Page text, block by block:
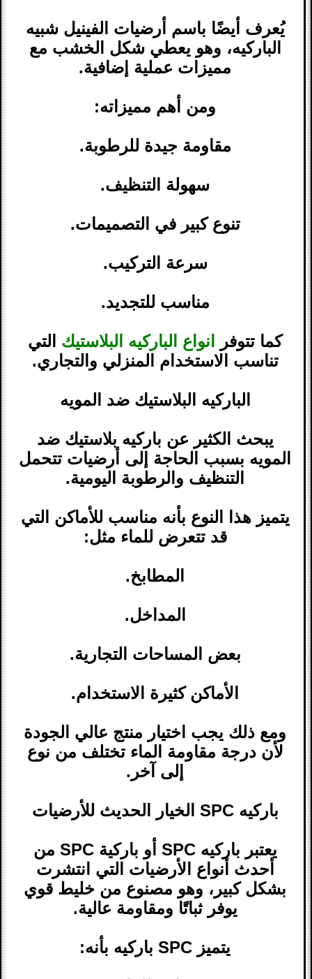
يُعرف أيضًا باسم أرضيات الفينيل شبيه
الباركيه، وهو يعطي شكل الخشب مع
مميزات عملية إضافية.
ومن أهم مميزاته:
مقاومة جيدة للرطوبة.
سهولة التنظيف.
تنوع كبير في التصميمات.
سرعة التركيب.
مناسب للتجديد.
كما تتوفر انواع الباركيه البلاستيك التي
تناسب الاستخدام المنزلي والتجاري.
الباركيه البلاستيك ضد المويه
يبحث الكثير عن باركيه بلاستيك ضد
المويه بسبب الحاجة إلى أرضيات تتحمل
التنظيف والرطوبة اليومية.
يتميز هذا النوع بأنه مناسب للأماكن التي
قد تتعرض للماء مثل:
المطابخ.
المداخل.
بعض المساحات التجارية.
الأماكن كثيرة الاستخدام.
ومع ذلك يجب اختيار منتج عالي الجودة
لأن درجة مقاومة الماء تختلف من نوع
إلى آخر.
باركيه SPC الخيار الحديث للأرضيات
يعتبر باركيه SPC أو باركية SPC من
أحدث أنواع الأرضيات التي انتشرت
بشكل كبير، وهو مصنوع من خليط قوي
يوفر ثباتًا ومقاومة عالية.
يتميز SPC باركيه بأنه: